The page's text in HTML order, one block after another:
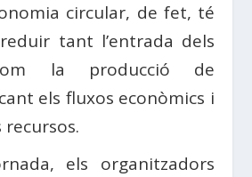
circular, de fet, té
tant l’entrada dels
la producció de
els fluxos econòmics i
recursos.
els organitzadors